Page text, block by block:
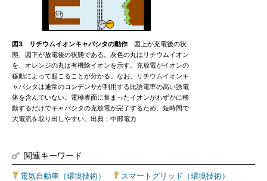
図3 リチウムイオンキャパシタの動作 図上が充電後の状
態、図下が放電後の状態である。灰色の丸はリチウムイオン
を、オレンジの丸は有機陰イオンを示す。充放電がイオンの
移動によって起こることが分かる。なお、リチウムイオンキ
ャパシタは通常のコンデンサが利用する比誘電率の高い誘電
体を含んでいない。電極表面に集まったイオンがわずかに移
動するだけでキャパシタの充放電が完了するため、短時間で
大電流を取り出しやすい。出典：中部電力
関連キーワード
電気自動車（環境技術） スマートグリッド（環境技術）